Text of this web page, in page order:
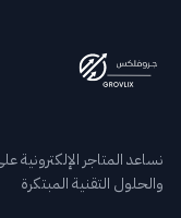
نساعد المتاجر
والحلول التقنية المبتكرة